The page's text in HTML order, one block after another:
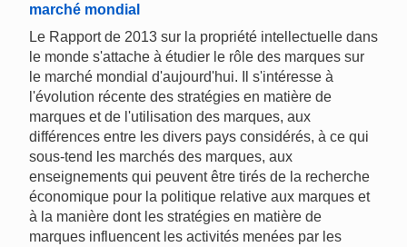
marché mondial
Le Rapport de 2013 sur la propriété intellectuelle dans
le monde s'attache à étudier le rôle des marques sur
le marché mondial d'aujourd'hui. Il s'intéresse à
l'évolution récente des stratégies en matière de
marques et de l'utilisation des marques, aux
différences entre les divers pays considérés, à ce qui
sous-tend les marchés des marques, aux
enseignements qui peuvent être tirés de la recherche
économique pour la politique relative aux marques et
à la manière dont les stratégies en matière de
marques influencent les activités menées par les